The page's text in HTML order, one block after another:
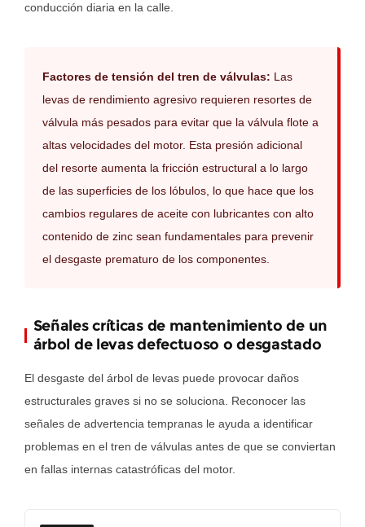
conducción diaria en la calle.
Factores de tensión del tren de válvulas: Las
levas de rendimiento agresivo requieren resortes de
válvula más pesados para evitar que la válvula flote a
altas velocidades del motor. Esta presión adicional
del resorte aumenta la fricción estructural a lo largo
de las superficies de los lóbulos, lo que hace que los
cambios regulares de aceite con lubricantes con alto
contenido de zinc sean fundamentales para prevenir
el desgaste prematuro de los componentes.
Señales críticas de mantenimiento de un
árbol de levas defectuoso o desgastado
El desgaste del árbol de levas puede provocar daños
estructurales graves si no se soluciona. Reconocer las
señales de advertencia tempranas le ayuda a identificar
problemas en el tren de válvulas antes de que se conviertan
en fallas internas catastróficas del motor.